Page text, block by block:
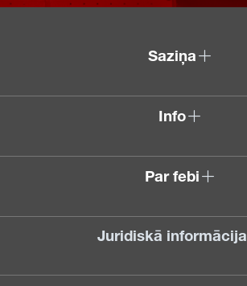
Saziņa
Info
Par febi
Juridiskā informācija